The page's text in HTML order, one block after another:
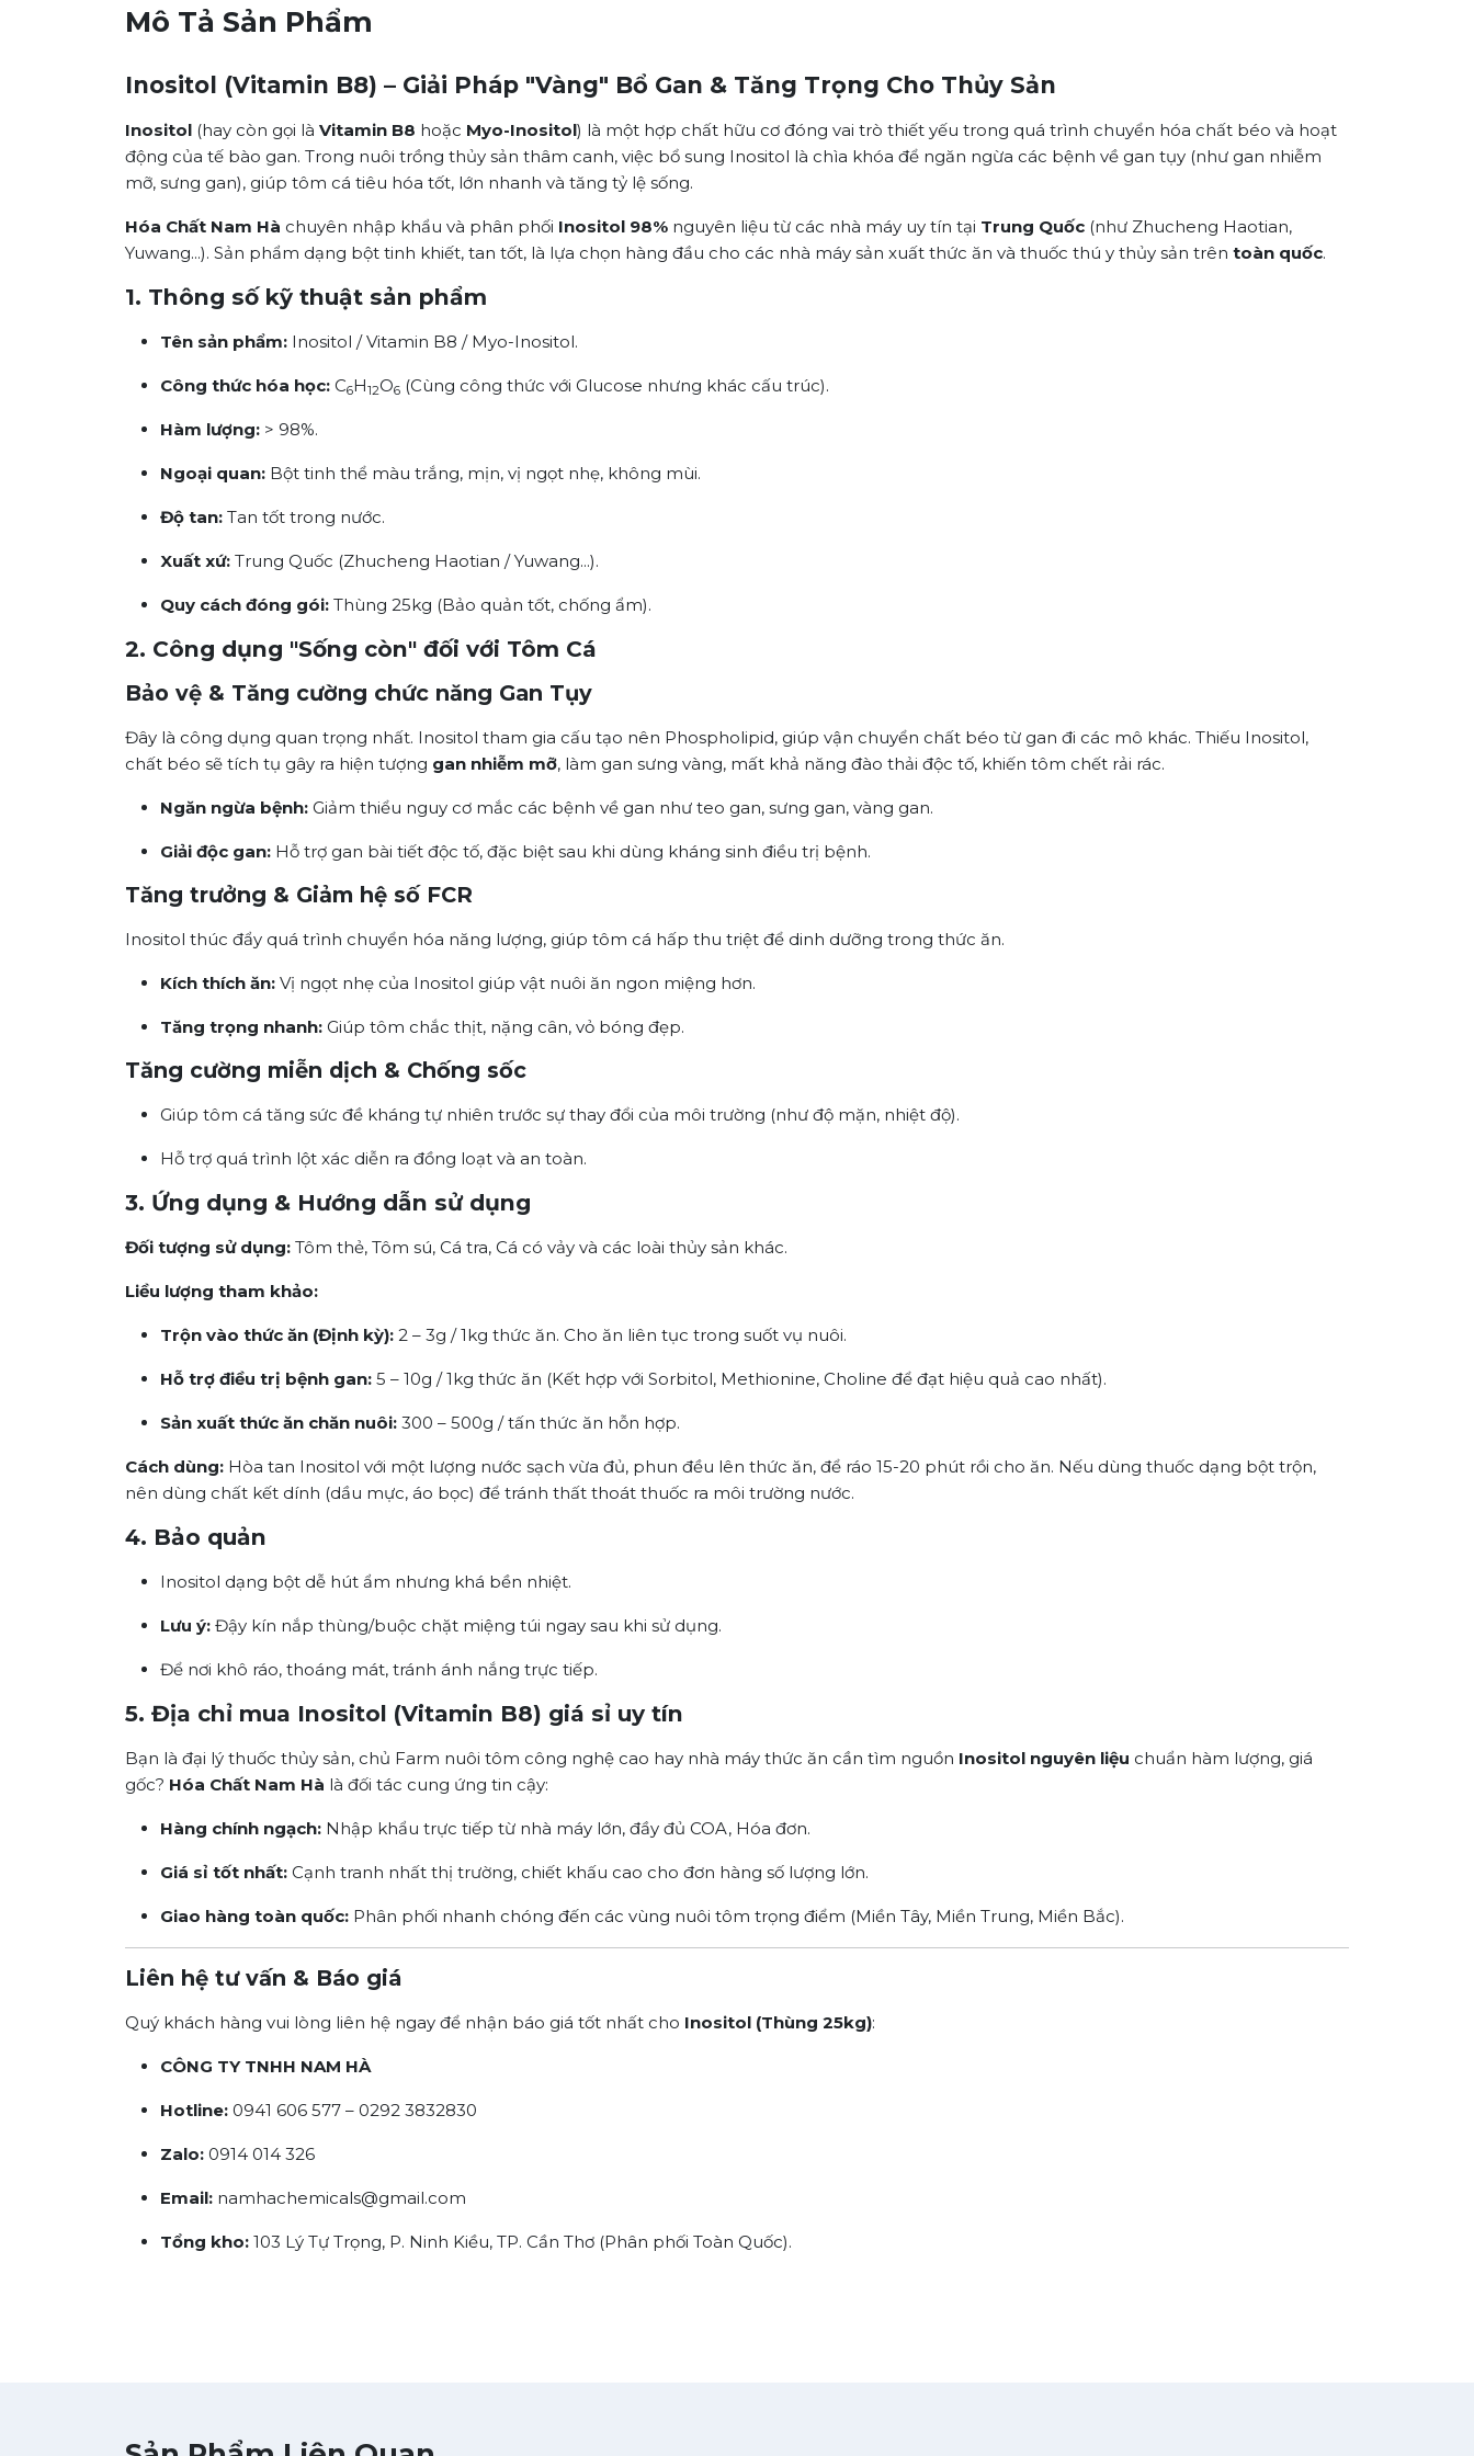
Mô Tả Sản Phẩm
Inositol (Vitamin B8) – Giải Pháp "Vàng" Bổ Gan & Tăng Trọng Cho Thủy Sản
Inositol (hay còn gọi là Vitamin B8 hoặc Myo-Inositol) là một hợp chất hữu cơ đóng vai trò thiết yếu trong quá trình chuyển hóa chất béo và hoạt
động của tế bào gan. Trong nuôi trồng thủy sản thâm canh, việc bổ sung Inositol là chìa khóa để ngăn ngừa các bệnh về gan tụy (như gan nhiễm
mỡ, sưng gan), giúp tôm cá tiêu hóa tốt, lớn nhanh và tăng tỷ lệ sống.
Hóa Chất Nam Hà chuyên nhập khẩu và phân phối Inositol 98% nguyên liệu từ các nhà máy uy tín tại Trung Quốc (như Zhucheng Haotian,
Yuwang...). Sản phẩm dạng bột tinh khiết, tan tốt, là lựa chọn hàng đầu cho các nhà máy sản xuất thức ăn và thuốc thú y thủy sản trên toàn quốc.
1. Thông số kỹ thuật sản phẩm
Tên sản phẩm: Inositol / Vitamin B8 / Myo-Inositol.
Công thức hóa học: C6H12O6 (Cùng công thức với Glucose nhưng khác cấu trúc).
Hàm lượng: > 98%.
Ngoại quan: Bột tinh thể màu trắng, mịn, vị ngọt nhẹ, không mùi.
Độ tan: Tan tốt trong nước.
Xuất xứ: Trung Quốc (Zhucheng Haotian / Yuwang...).
Quy cách đóng gói: Thùng 25kg (Bảo quản tốt, chống ẩm).
2. Công dụng "Sống còn" đối với Tôm Cá
Bảo vệ & Tăng cường chức năng Gan Tụy
Đây là công dụng quan trọng nhất. Inositol tham gia cấu tạo nên Phospholipid, giúp vận chuyển chất béo từ gan đi các mô khác. Thiếu Inositol,
chất béo sẽ tích tụ gây ra hiện tượng gan nhiễm mỡ, làm gan sưng vàng, mất khả năng đào thải độc tố, khiến tôm chết rải rác.
Ngăn ngừa bệnh: Giảm thiểu nguy cơ mắc các bệnh về gan như teo gan, sưng gan, vàng gan.
Giải độc gan: Hỗ trợ gan bài tiết độc tố, đặc biệt sau khi dùng kháng sinh điều trị bệnh.
Tăng trưởng & Giảm hệ số FCR
Inositol thúc đẩy quá trình chuyển hóa năng lượng, giúp tôm cá hấp thu triệt để dinh dưỡng trong thức ăn.
Kích thích ăn: Vị ngọt nhẹ của Inositol giúp vật nuôi ăn ngon miệng hơn.
Tăng trọng nhanh: Giúp tôm chắc thịt, nặng cân, vỏ bóng đẹp.
Tăng cường miễn dịch & Chống sốc
Giúp tôm cá tăng sức đề kháng tự nhiên trước sự thay đổi của môi trường (như độ mặn, nhiệt độ).
Hỗ trợ quá trình lột xác diễn ra đồng loạt và an toàn.
3. Ứng dụng & Hướng dẫn sử dụng
Đối tượng sử dụng: Tôm thẻ, Tôm sú, Cá tra, Cá có vảy và các loài thủy sản khác.
Liều lượng tham khảo:
Trộn vào thức ăn (Định kỳ): 2 – 3g / 1kg thức ăn. Cho ăn liên tục trong suốt vụ nuôi.
Hỗ trợ điều trị bệnh gan: 5 – 10g / 1kg thức ăn (Kết hợp với Sorbitol, Methionine, Choline để đạt hiệu quả cao nhất).
Sản xuất thức ăn chăn nuôi: 300 – 500g / tấn thức ăn hỗn hợp.
Cách dùng: Hòa tan Inositol với một lượng nước sạch vừa đủ, phun đều lên thức ăn, để ráo 15-20 phút rồi cho ăn. Nếu dùng thuốc dạng bột trộn,
nên dùng chất kết dính (dầu mực, áo bọc) để tránh thất thoát thuốc ra môi trường nước.
4. Bảo quản
Inositol dạng bột dễ hút ẩm nhưng khá bền nhiệt.
Lưu ý: Đậy kín nắp thùng/buộc chặt miệng túi ngay sau khi sử dụng.
Để nơi khô ráo, thoáng mát, tránh ánh nắng trực tiếp.
5. Địa chỉ mua Inositol (Vitamin B8) giá sỉ uy tín
Bạn là đại lý thuốc thủy sản, chủ Farm nuôi tôm công nghệ cao hay nhà máy thức ăn cần tìm nguồn Inositol nguyên liệu chuẩn hàm lượng, giá
gốc? Hóa Chất Nam Hà là đối tác cung ứng tin cậy:
Hàng chính ngạch: Nhập khẩu trực tiếp từ nhà máy lớn, đầy đủ COA, Hóa đơn.
Giá sỉ tốt nhất: Cạnh tranh nhất thị trường, chiết khấu cao cho đơn hàng số lượng lớn.
Giao hàng toàn quốc: Phân phối nhanh chóng đến các vùng nuôi tôm trọng điểm (Miền Tây, Miền Trung, Miền Bắc).
Liên hệ tư vấn & Báo giá
Quý khách hàng vui lòng liên hệ ngay để nhận báo giá tốt nhất cho Inositol (Thùng 25kg):
CÔNG TY TNHH NAM HÀ
Hotline: 0941 606 577 – 0292 3832830
Zalo: 0914 014 326
Email: namhachemicals@gmail.com
Tổng kho: 103 Lý Tự Trọng, P. Ninh Kiều, TP. Cần Thơ (Phân phối Toàn Quốc).